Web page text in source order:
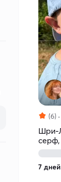
(6)
Шри-
серф,
7 дней